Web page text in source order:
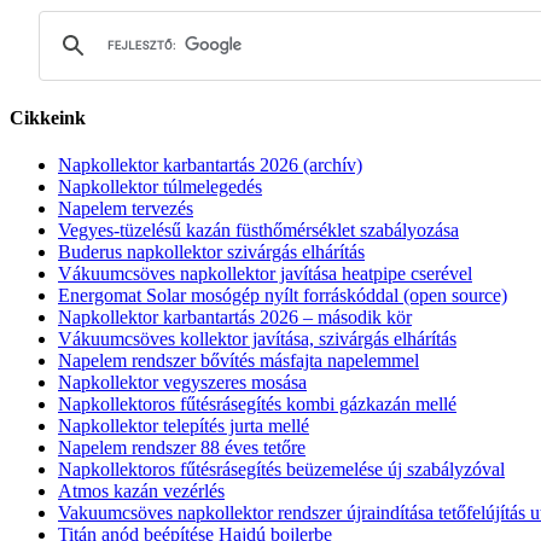
Cikkeink
Napkollektor karbantartás 2026 (archív)
Napkollektor túlmelegedés
Napelem tervezés
Vegyes-tüzelésű kazán füsthőmérséklet szabályozása
Buderus napkollektor szivárgás elhárítás
Vákuumcsöves napkollektor javítása heatpipe cserével
Energomat Solar mosógép nyílt forráskóddal (open source)
Napkollektor karbantartás 2026 – második kör
Vákuumcsöves kollektor javítása, szivárgás elhárítás
Napelem rendszer bővítés másfajta napelemmel
Napkollektor vegyszeres mosása
Napkollektoros fűtésrásegítés kombi gázkazán mellé
Napkollektor telepítés jurta mellé
Napelem rendszer 88 éves tetőre
Napkollektoros fűtésrásegítés beüzemelése új szabályzóval
Atmos kazán vezérlés
Vakuumcsöves napkollektor rendszer újraindítása tetőfelújítás
Titán anód beépítése Hajdú bojlerbe